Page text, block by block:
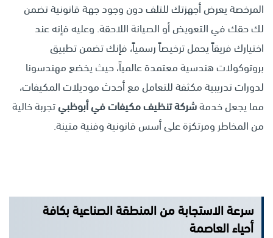
المرخصة يعرض أجهزتك للتلف دون وجود جهة قانونية تضمن
لك حقك في التعويض أو الصيانة اللاحقة. وعليه فإنه عند
اختيارك فريقاً يحمل ترخيصاً رسمياً، فإنك تضمن تطبيق
بروتوكولات هندسية معتمدة عالمياً، حيث يخضع مهندسونا
لدورات تدريبية مكثفة للتعامل مع أحدث موديلات المكيفات،
مما يجعل خدمةشركة تنظيف مكيفات في أبوظبيتجربة خالية
من المخاطر ومرتكزة على أسس قانونية وفنية متينة.
سرعة الاستجابة من المنطقة الصناعية بكافة
أحياء العاصمة